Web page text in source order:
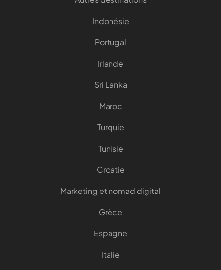
Indonésie
Portugal
Irlande
Sri Lanka
Maroc
Turquie
Tunisie
Croatie
Marketing et nomad digital
Grèce
Espagne
Italie